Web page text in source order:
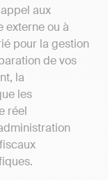
aux
externe ou à
pour la gestion
de vos
la
les
réel